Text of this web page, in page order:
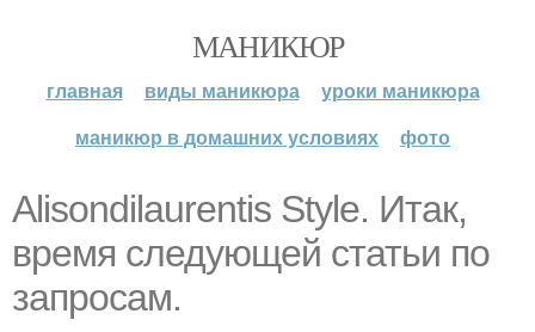
МАНИКЮР
главная виды маникюра
уроки маникюра
маникюр в домашних условиях
фото
Alisondilaurentis Style. Итак,
время следующей статьи по
запросам.